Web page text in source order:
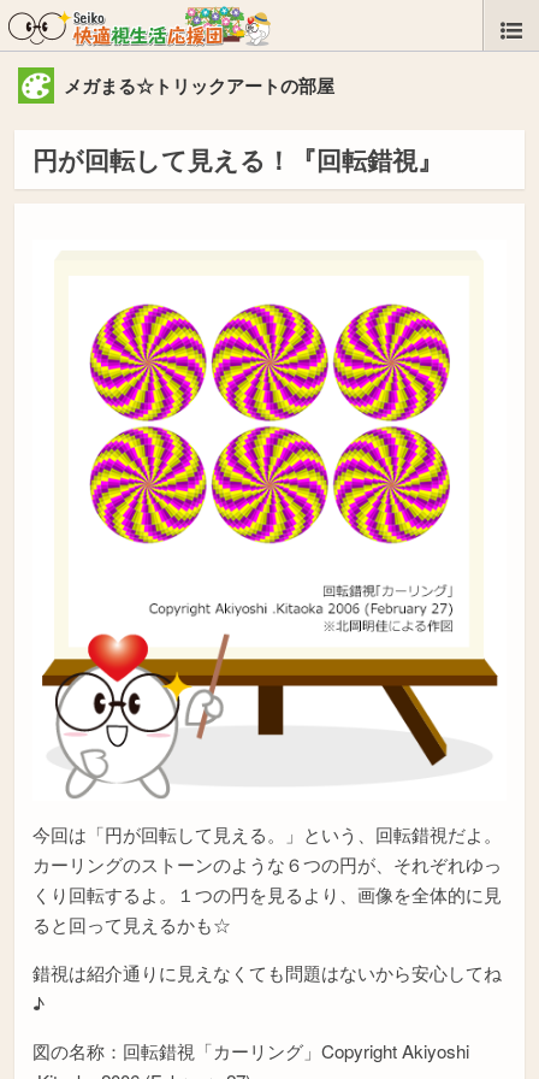
メガまる☆トリックアートの部屋
円が回転して見える！『回転錯視』
今回は「円が回転して見える。」という、回転錯視だよ。
カーリングのストーンのような６つの円が、それぞれゆっ
くり回転するよ。１つの円を見るより、画像を全体的に見
ると回って見えるかも☆
錯視は紹介通りに見えなくても問題はないから安心してね
♪
図の名称：回転錯視「カーリング」Copyright Akiyoshi